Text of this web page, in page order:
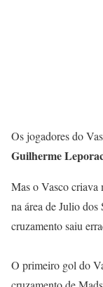
Os jogadores do
Guilherme
Mas o Vasco criava
na área de Julio dos
cruzamento saiu
O primeiro gol do